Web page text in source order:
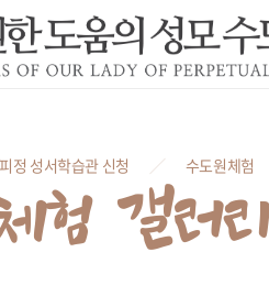
정 성서학습관 신청 수도원체험
험 갤러리